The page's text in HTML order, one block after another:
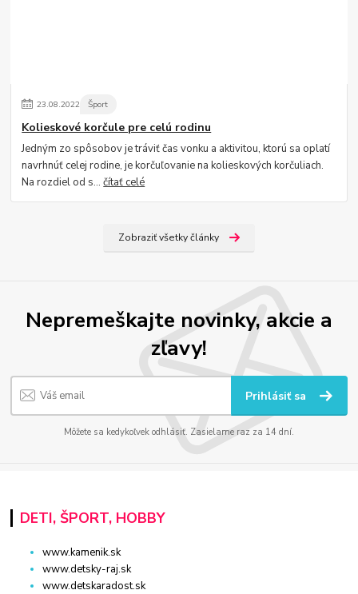
23.08.2022 Šport
Kolieskové korčule pre celú rodinu
Jedným zo spôsobov je tráviť čas vonku a aktivitou, ktorú sa oplatí
navrhnúť celej rodine, je korčuľovanie na kolieskových korčuliach.
Na rozdiel od s...čítať celé
Zobraziť všetky články
Nepremeškajte novinky, akcie a
zľavy!
Prihlásiť sa
Môžete sa kedykoľvek odhlásiť. Zasielame raz za 14 dní.
DETI, ŠPORT, HOBBY
www.kamenik.sk
www.detsky-raj.sk
www.detskaradost.sk